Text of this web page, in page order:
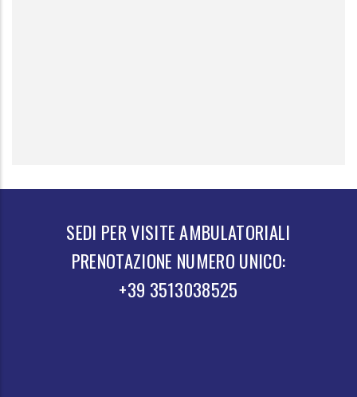
SEDI PER VISITE AMBULATORIALI
PRENOTAZIONE NUMERO UNICO:
+39 3513038525